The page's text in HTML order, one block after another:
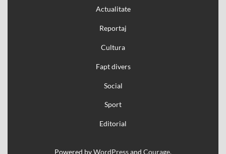
Actualitate
Reportaj
Cultura
Fapt divers
Social
Sport
Editorial
Powered byWordPressand Courage.